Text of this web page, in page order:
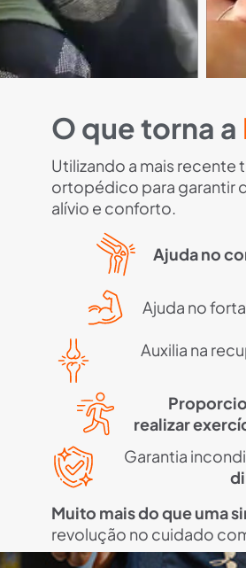
O que torna a
Utilizando a mais
ortopédico para garantir
alívio e conforto.
Ajuda no
Ajuda no
Auxilia na
realizar
Garantia
Muito mais do que uma
revolução no cuidado